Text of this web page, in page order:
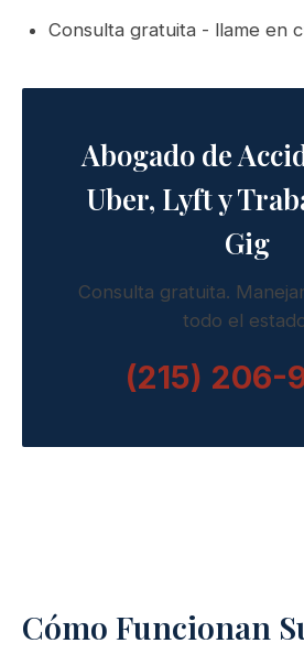
Consulta gratuita - llame en
Abogado de
Uber, Lyft y
Gig
Consulta gratuita.
todo el
(215) 206-
Cómo Funcionan